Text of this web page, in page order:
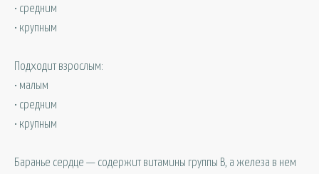
• средним
• крупным
Подходит взрослым:
• малым
• средним
• крупным
Баранье сердце — содержит витамины группы В, а железа в нем